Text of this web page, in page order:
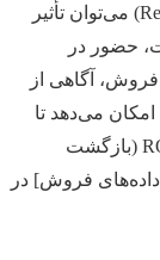
با استفاده از تحلیل رگرسیون (Regression Analysis) می‌توان تأثیر
حضور در
فروش، آگاهی از
می‌دهد تا
بودجه‌های بازاریابی خود را بهینه‌سازی کرده و ROI (بازگشت
فروش] در